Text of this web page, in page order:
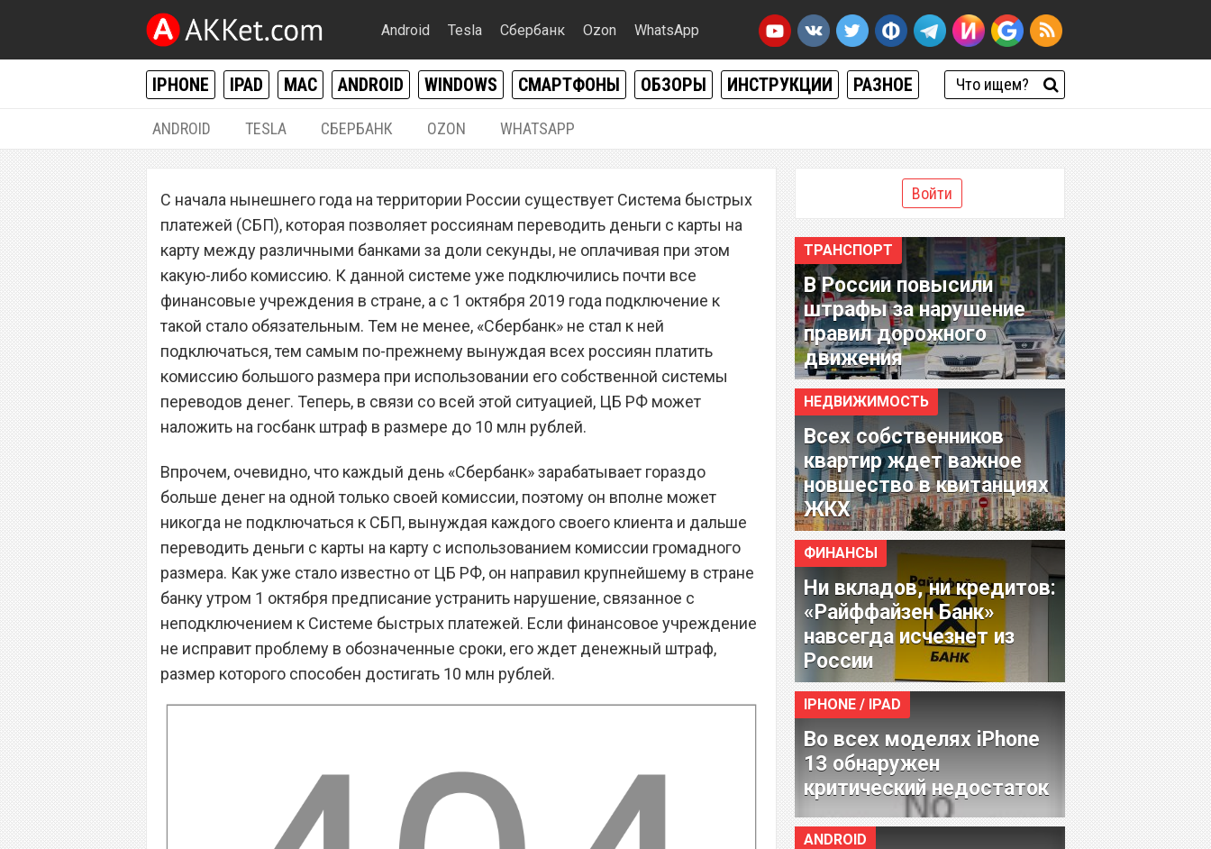
Android Tesla Сбербанк Ozon WhatsApp
IPHONE IPAD MAC ANDROID WINDOWS СМАРТФОНЫ ОБЗОРЫ ИНСТРУКЦИИ РАЗНОЕ
ANDROID TESLA СБЕРБАНК OZON WHATSAPP
«Сбербанк» нанес сокрушительный удар
по владельцам банковских карт
С начала нынешнего года на территории России существует Система быстрых
платежей (СБП), которая позволяет россиянам переводить деньги с карты на
карту между различными банками за доли секунды, не оплачивая при этом
какую-либо комиссию. К данной системе уже подключились почти все
финансовые учреждения в стране, а с 1 октября 2019 года подключение к
такой стало обязательным. Тем не менее, «Сбербанк» не стал к ней
подключаться, тем самым по-прежнему вынуждая всех россиян платить
комиссию большого размера при использовании его собственной системы
переводов денег. Теперь, в связи со всей этой ситуацией, ЦБ РФ может
наложить на госбанк штраф в размере до 10 млн рублей.
Впрочем, очевидно, что каждый день «Сбербанк» зарабатывает гораздо
больше денег на одной только своей комиссии, поэтому он вполне может
никогда не подключаться к СБП, вынуждая каждого своего клиента и дальше
переводить деньги с карты на карту с использованием комиссии громадного
размера. Как уже стало известно от ЦБ РФ, он направил крупнейшему в стране
банку утром 1 октября предписание устранить нарушение, связанное с
неподключением к Системе быстрых платежей. Если финансовое учреждение
не исправит проблему в обозначенные сроки, его ждет денежный штраф,
размер которого способен достигать 10 млн рублей.
Войти
ТРАНСПОРТ
В России повысили
штрафы за нарушение
правил дорожного
движения
НЕДВИЖИМОСТЬ
Всех собственников
квартир ждет важное
новшество в квитанциях
ЖКХ
ФИНАНСЫ
Ни вкладов, ни кредитов:
«Райффайзен Банк»
навсегда исчезнет из
России
IPHONE / IPAD
Во всех моделях iPhone
13 обнаружен
критический недостаток
ANDROID